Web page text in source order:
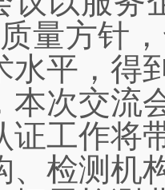
量方针
水平，得
本次交流
证工作将
、检测机